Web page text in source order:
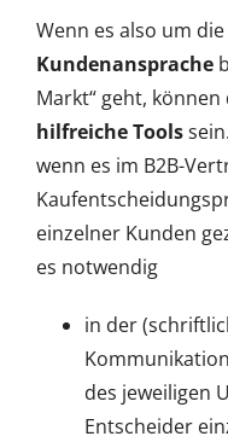
Wenn es also um die
Kundenansprache
Markt“ geht,
hilfreiche Tools
wenn es im B2B-
einzelner Kunden
es notwendig
in der
des jeweiligen
Entscheider